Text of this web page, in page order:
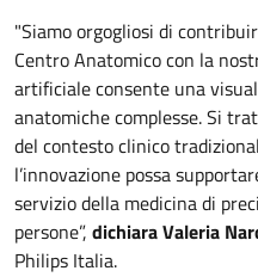
"Siamo orgogliosi di
Centro Anatomico con la
artificiale consente una
anatomiche complesse. Si
del contesto clinico
l’innovazione possa
servizio della medicina di
persone”, dichiara Valeria
Philips Italia.